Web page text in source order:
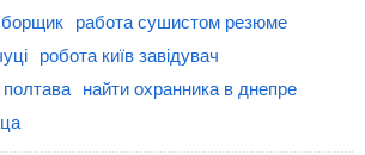
работа сушистом резюме
робота київ завідувач
найти охранника в днепре